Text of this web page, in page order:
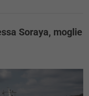
Soraya, moglie